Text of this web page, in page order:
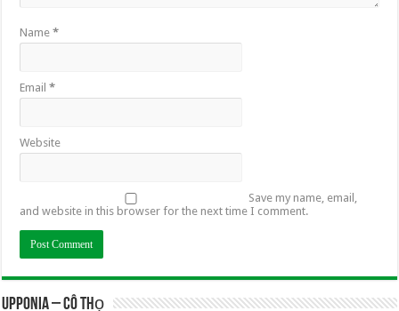
Name*
Email*
Website
Save my name, email,
and website in this browser for the next time I comment.
UPPONIA – Cô Thọ